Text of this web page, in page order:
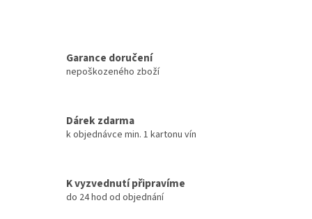
Garance doručení
nepoškozeného zboží
Dárek zdarma
k objednávce min. 1 kartonu vín
K vyzvednutí připravíme
do 24 hod od objednání